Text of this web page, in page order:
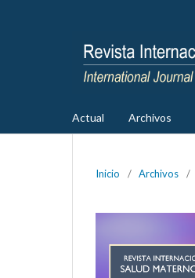
Actual Archivos
Inicio / Archivos /